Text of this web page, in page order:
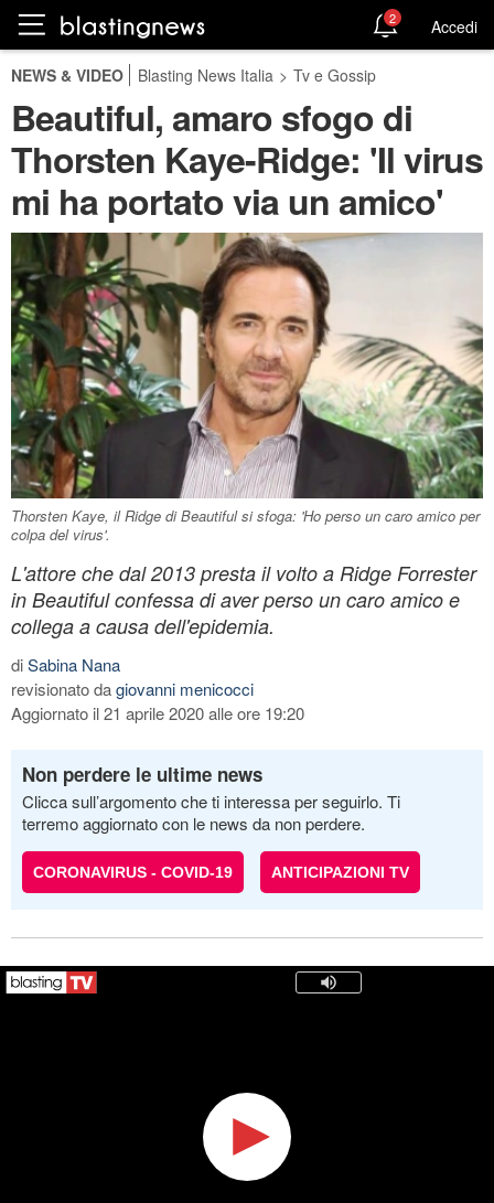
2 Accedi
NEWS & VIDEO Blasting News Italia > Tv e Gossip
Beautiful, amaro sfogo di
Thorsten Kaye-Ridge: 'Il virus
mi ha portato via un amico'
Thorsten Kaye, il Ridge di Beautiful si sfoga: 'Ho perso un caro amico per
colpa del virus'.
L'attore che dal 2013 presta il volto a Ridge Forrester
in Beautiful confessa di aver perso un caro amico e
collega a causa dell'epidemia.
diSabina Nana
revisionato dagiovanni menicocci
Aggiornato il 21 aprile 2020 alle ore 19:20
Non perdere le ultime news
Clicca sull’argomento che ti interessa per seguirlo. Ti
terremo aggiornato con le news da non perdere.
CORONAVIRUS - COVID-19 ANTICIPAZIONI TV